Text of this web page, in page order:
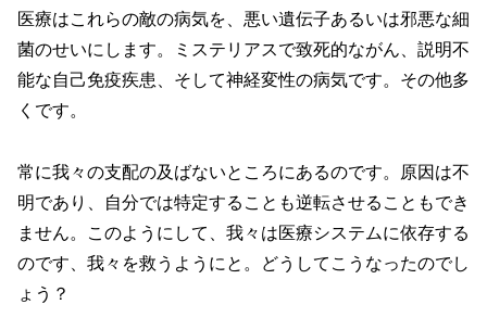
医療はこれらの敵の病気を、悪い遺伝子あるいは邪悪な細
菌のせいにします。ミステリアスで致死的ながん、説明不
能な自己免疫疾患、そして神経変性の病気です。その他多
くです。
常に我々の支配の及ばないところにあるのです。原因は不
明であり、自分では特定することも逆転させることもでき
ません。このようにして、我々は医療システムに依存する
のです、我々を救うようにと。どうしてこうなったのでし
ょう？